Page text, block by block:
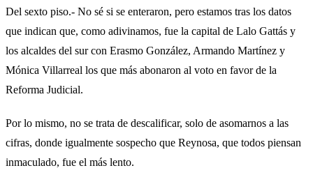
Del sexto piso.- No sé si se enteraron, pero estamos tras los datos
que indican que, como adivinamos, fue la capital de Lalo Gattás y
los alcaldes del sur con Erasmo González, Armando Martínez y
Mónica Villarreal los que más abonaron al voto en favor de la
Reforma Judicial.
Por lo mismo, no se trata de descalificar, solo de asomarnos a las
cifras, donde igualmente sospecho que Reynosa, que todos piensan
inmaculado, fue el más lento.